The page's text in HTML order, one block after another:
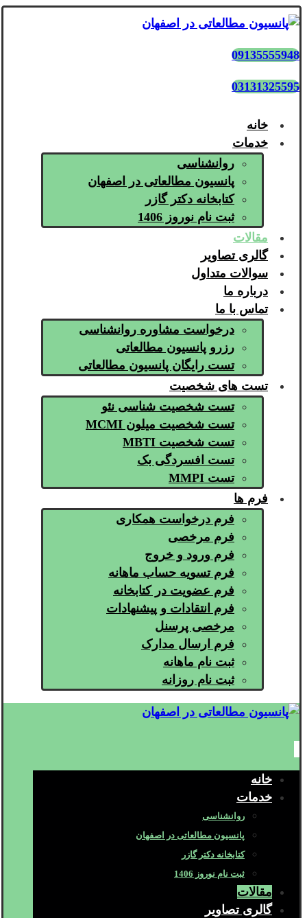
09135555948
03131325595
خانه
خدمات
روانشناسی
پانسیون مطالعاتی در اصفهان
کتابخانه دکتر گازر
ثبت نام نوروز 1406
مقالات
گالری تصاویر
سوالات متداول
درباره ما
تماس با ما
درخواست مشاوره روانشناسی
رزرو پانسیون مطالعاتی
تست رایگان پانسیون مطالعاتی
تست های شخصیت
تست شخصیت شناسی نئو
تست شخصیت میلون MCMI
تست شخصیت MBTI
تست افسردگی بک
تست MMPI
فرم ها
فرم درخواست همکاری
فرم مرخصی
فرم ورود و خروج
فرم تسویه حساب ماهانه
فرم عضویت در کتابخانه
فرم انتقادات و پیشنهادات
مرخصی پرسنل
فرم ارسال مدارک
ثبت نام ماهانه
ثبت نام روزانه
خانه
خدمات
روانشناسی
پانسیون مطالعاتی در اصفهان
کتابخانه دکتر گازر
ثبت نام نوروز 1406
مقالات
گالری تصاویر